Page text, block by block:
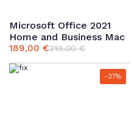
Microsoft Office 2021
Home and Business Mac
219,00€
Ursprünglicher
Preis
war:
189,00 €
Aktueller
Preis
ist:
-37%